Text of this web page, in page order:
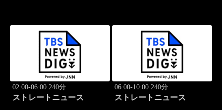
02:00-06:00 240分
ストレートニュース
06:00-10:00 240分
ストレートニュース